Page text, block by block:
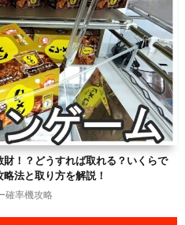
！？どうすれば取れる？いくらで
法と取り方を解説！
確率機攻略